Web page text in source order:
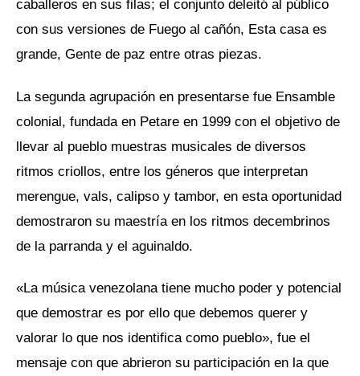
caballeros en sus filas; el conjunto deleitó al público
con sus versiones de Fuego al cañón, Esta casa es
grande, Gente de paz entre otras piezas.
La segunda agrupación en presentarse fue Ensamble
colonial, fundada en Petare en 1999 con el objetivo de
llevar al pueblo muestras musicales de diversos
ritmos criollos, entre los géneros que interpretan
merengue, vals, calipso y tambor, en esta oportunidad
demostraron su maestría en los ritmos decembrinos
de la parranda y el aguinaldo.
«La música venezolana tiene mucho poder y potencial
que demostrar es por ello que debemos querer y
valorar lo que nos identifica como pueblo», fue el
mensaje con que abrieron su participación en la que